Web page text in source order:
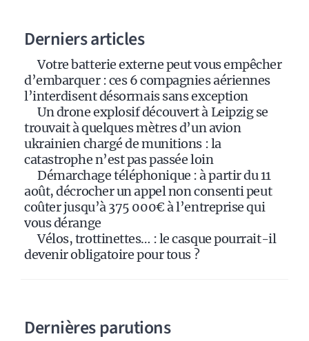
Derniers articles
Votre batterie externe peut vous empêcher
d’embarquer : ces 6 compagnies aériennes
l’interdisent désormais sans exception
Un drone explosif découvert à Leipzig se
trouvait à quelques mètres d’un avion
ukrainien chargé de munitions : la
catastrophe n’est pas passée loin
Démarchage téléphonique : à partir du 11
août, décrocher un appel non consenti peut
coûter jusqu’à 375 000€ à l’entreprise qui
vous dérange
Vélos, trottinettes… : le casque pourrait-il
devenir obligatoire pour tous ?
Dernières parutions